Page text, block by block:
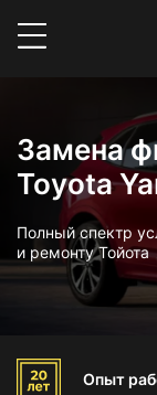
Замена
Toyota
Полный спектр
и ремонту Тойота
Опыт